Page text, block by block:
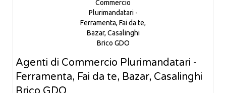
Agenti di Commercio Plurimandatari -
Ferramenta, Fai da te, Bazar, Casalinghi